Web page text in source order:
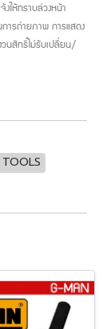
งให้ทราบล่วงหน้า
การถ่ายภาพ การแสดง
นสิทธิ์ไม่รับเปลี่ยน/